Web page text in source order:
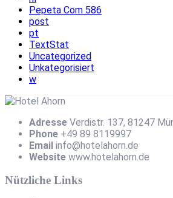
Pepeta Com 586
post
pt
TextStat
Uncategorized
Unkategorisiert
w
Adresse Verdistr. 137, 81247
Phone +49 89 8119997
Email info@hotelahorn.de
Website www.hotelahorn.de
Nützliche Links